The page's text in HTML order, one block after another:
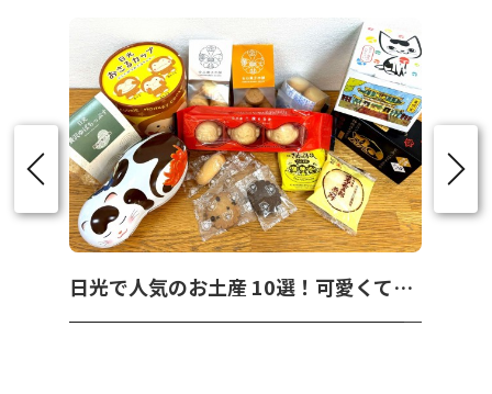
日光で人気のお土産 10選！可愛くて美味しいお菓子を紹介！